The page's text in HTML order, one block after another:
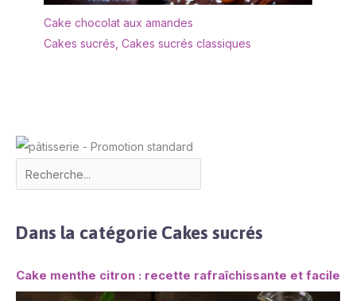
Cake chocolat aux amandes
Cakes sucrés Cakes sucrés classiques
Dans la catégorie Cakes sucrés
Cake menthe citron : recette rafraîchissante et facile